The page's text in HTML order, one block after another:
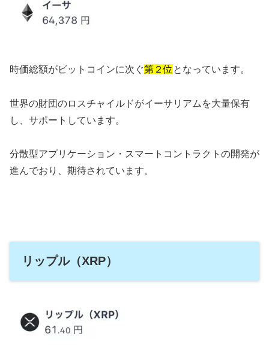
時価総額がビットコインに次ぐ第２位 となっています。
世界の財団のロスチャイルドがイーサリアムを大量保有
し、サポートしています。
分散型アプリケーション・スマートコントラクトの開発が
進んでおり、期待されています。
リップル（XRP）